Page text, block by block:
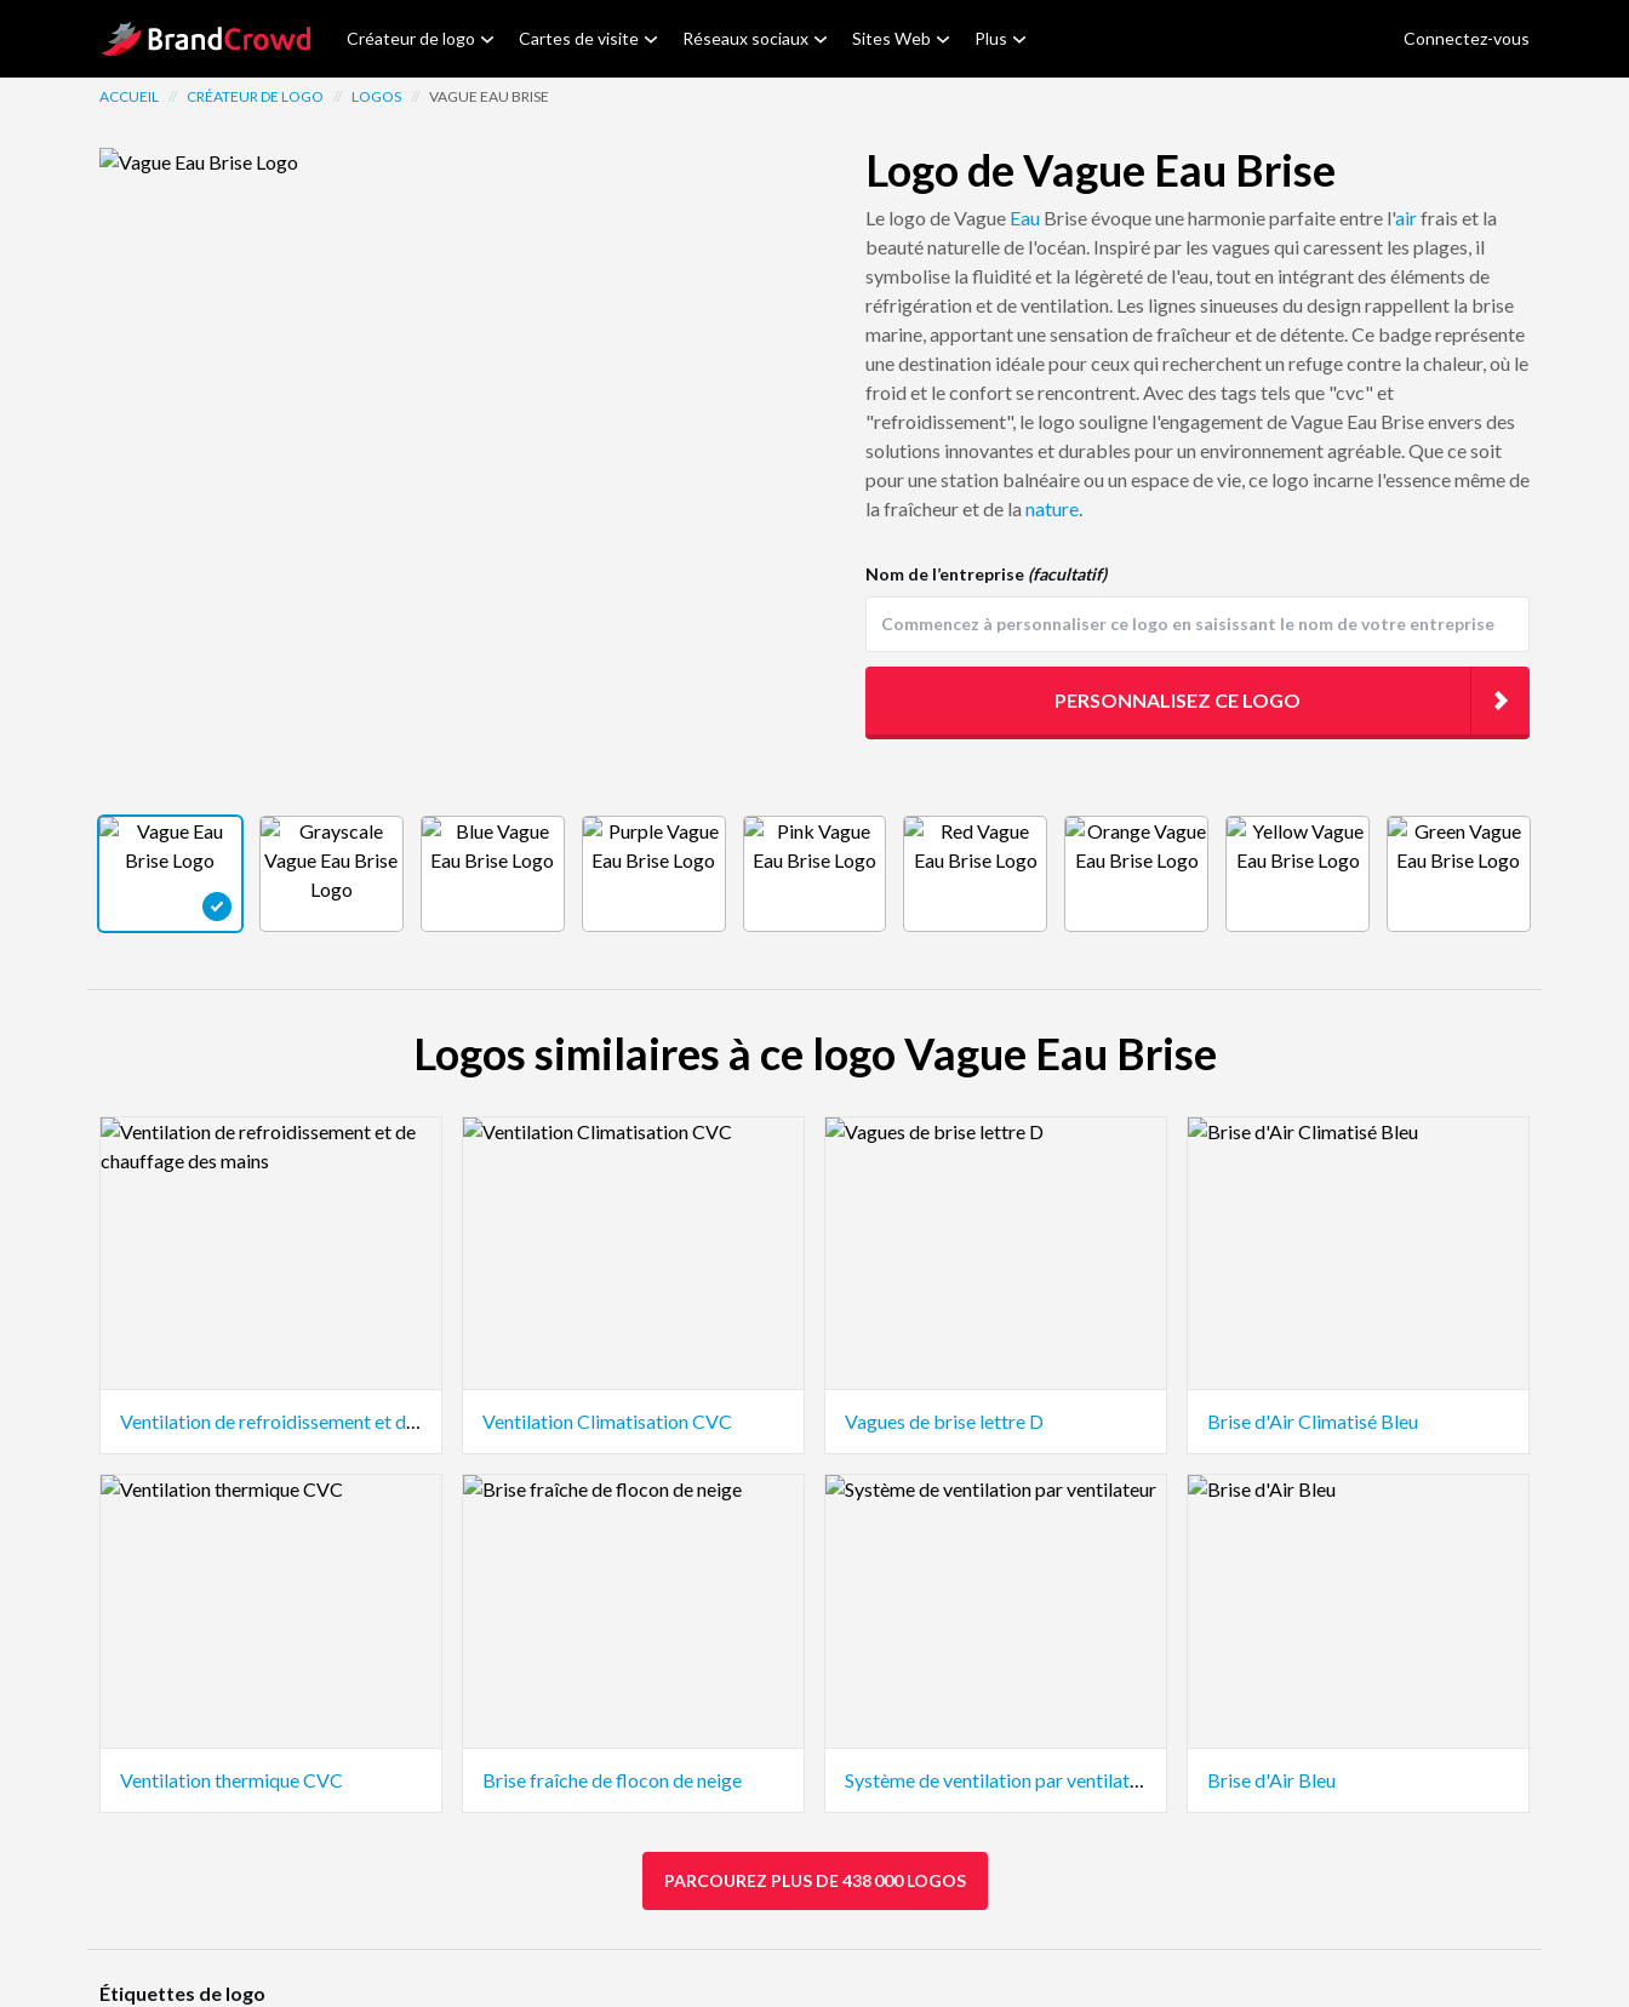
Site Logo Créateur de logo Cartes de visite Réseaux sociaux Sites Web Plus Connectez-vous
ACCUEIL // CRÉATEUR DE LOGO // LOGOS // VAGUE EAU BRISE
Logo de Vague Eau Brise
Le logo de Vague Eau Brise évoque une harmonie parfaite entre l'airfrais et la
beauté naturelle de l'océan. Inspiré par les vagues qui caressent les plages, il
symbolise la fluidité et la légèreté de l'eau, tout en intégrant des éléments de
réfrigération et de ventilation. Les lignes sinueuses du design rappellent la brise
marine, apportant une sensation de fraîcheur et de détente. Ce badge représente
une destination idéale pour ceux qui recherchent un refuge contre la chaleur, où le
froid et le confort se rencontrent. Avec des tags tels que "cvc" et
"refroidissement", le logo souligne l'engagement de Vague Eau Brise envers des
solutions innovantes et durables pour un environnement agréable. Que ce soit
pour une station balnéaire ou un espace de vie, ce logo incarne l'essence même de
la fraîcheur et de la nature.
Nom de l’entreprise (facultatif)
PERSONNALISEZ CE LOGO
Logos similaires à ce logo Vague Eau Brise
Logo Preview Image
Ventilation de refroidissement et de chauffage des mains
Logo Preview Image
Ventilation Climatisation CVC
Logo Preview Image
Vagues de brise lettre D
Logo Preview Image
Brise d'Air Climatisé Bleu
Logo Preview Image
Ventilation thermique CVC
Logo Preview Image
Brise fraîche de flocon de neige
Logo Preview Image
Système de ventilation par ventilateur
Logo Preview Image
Brise d'Air Bleu
PARCOUREZ PLUS DE 438 000 LOGOS
Étiquettes de logo